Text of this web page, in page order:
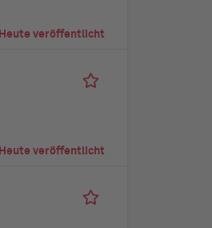
Heute veröffentlicht
Heute veröffentlicht